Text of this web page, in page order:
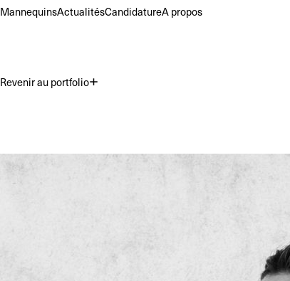
MannequinsActualitésCandidatureA propos
Revenir au portfolio
PremiumCommercial